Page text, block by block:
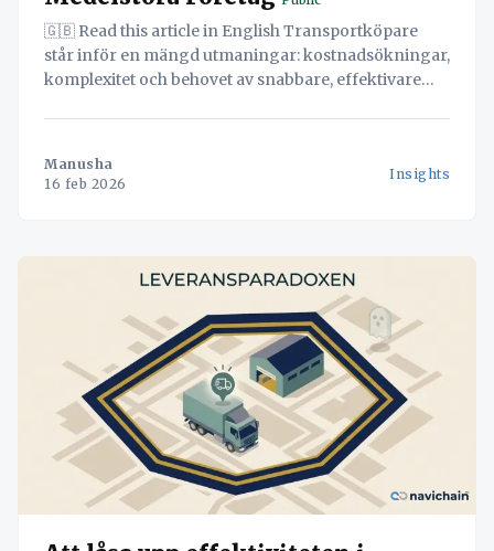
🇬🇧 Read this article in English Transportköpare
står inför en mängd utmaningar: kostnadsökningar,
komplexitet och behovet av snabbare, effektivare
omvandlar logistikprocesser och genererar
Manusha
16 feb 2026
Insights